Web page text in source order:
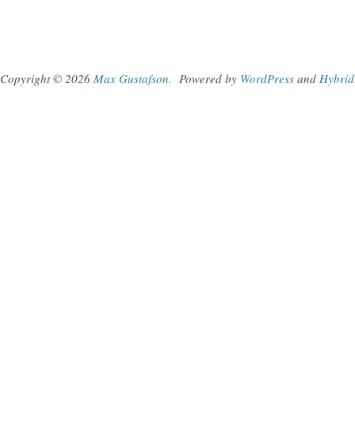
Copyright © 2026 Max Gustafson. Powered by WordPress and Hybrid